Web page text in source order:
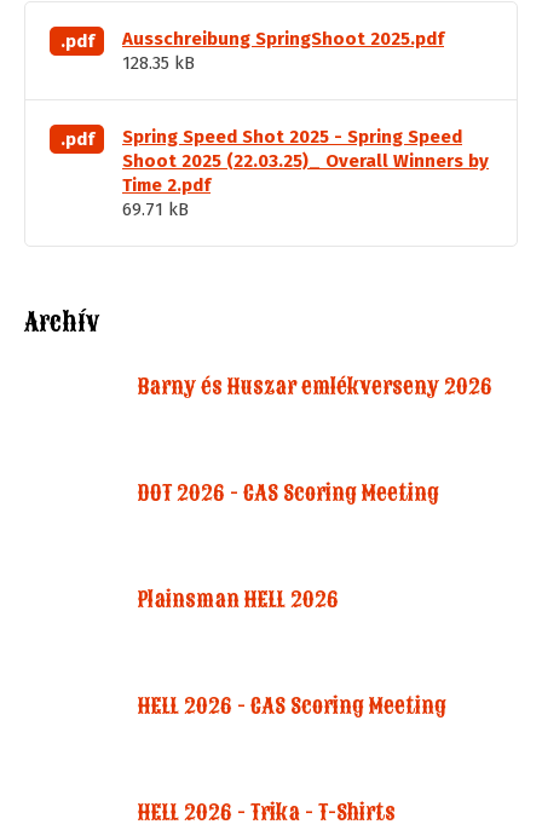
.pdf
Ausschreibung SpringShoot 2025.pdf
128.35 kB
.pdf
Spring Speed Shot 2025 - Spring Speed
Shoot 2025 (22.03.25)_ Overall Winners by
Time 2.pdf
69.71 kB
Archív
Barny és Huszar emlékverseny 2026
DOT 2026 - CAS Scoring Meeting
Plainsman HELL 2026
HELL 2026 - CAS Scoring Meeting
HELL 2026 - Trika - T-Shirts